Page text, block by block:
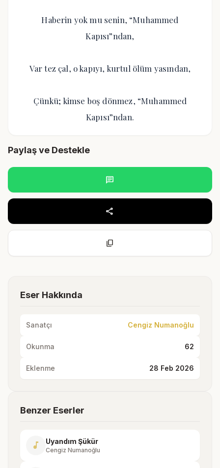
Haberin yok mu senin, “Muhammed
Kapısı”ndan,
Var tez çal, o kapıyı, kurtul ölüm yasından,
Çünkü; kimse boş dönmez, “Muhammed
Kapısı”ndan.
Paylaş ve Destekle
chat
share
content_copy
Eser Hakkında
Sanatçı Cengiz Numanoğlu
Okunma 62
Eklenme 28 Feb 2026
Benzer Eserler
music_note Uyandım Şükür
Cengiz Numanoğlu